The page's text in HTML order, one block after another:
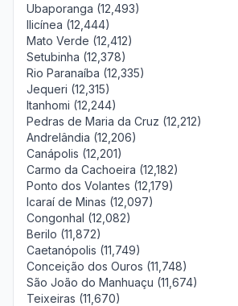
Ubaporanga (12,493)
Ilicínea (12,444)
Mato Verde (12,412)
Setubinha (12,378)
Rio Paranaíba (12,335)
Jequeri (12,315)
Itanhomi (12,244)
Pedras de Maria da Cruz (12,212)
Andrelândia (12,206)
Canápolis (12,201)
Carmo da Cachoeira (12,182)
Ponto dos Volantes (12,179)
Icaraí de Minas (12,097)
Congonhal (12,082)
Berilo (11,872)
Caetanópolis (11,749)
Conceição dos Ouros (11,748)
São João do Manhuaçu (11,674)
Teixeiras (11,670)